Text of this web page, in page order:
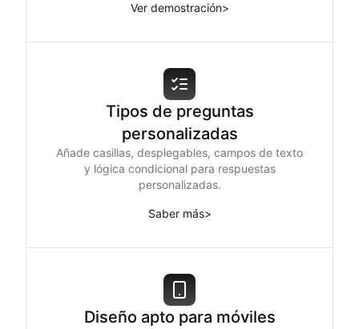
Ver demostración>
Tipos de preguntas
personalizadas
Añade casillas, desplegables, campos de texto
y lógica condicional para respuestas
personalizadas.
Saber más>
Diseño apto para móviles